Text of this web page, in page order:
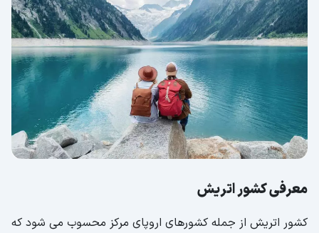
لینز
سالزبورگ
نقشه کشور اتریش
معرفی کشور اتریش
کشور اتریش از جمله کشورهای اروپای مرکز محسوب می شود که